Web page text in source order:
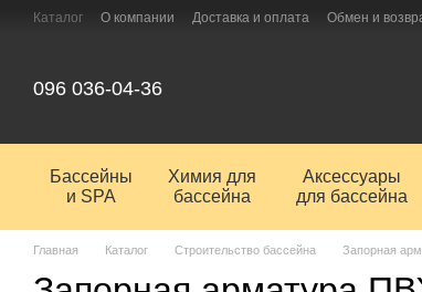
Перейти к основному контенту
Каталог О компании Доставка и оплата Обмен и
096 036-04-36
Бассейны
и SPA
Химия для
бассейна
Аксессуары
для бассейна
Главная Каталог Строительство бассейна Запорная